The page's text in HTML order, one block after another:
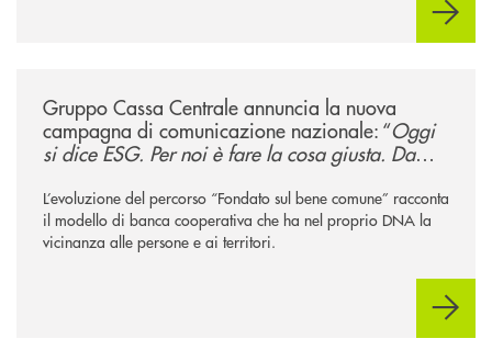
Gruppo Cassa Centrale annuncia la nuova
campagna di comunicazione nazionale: “Oggi
si dice ESG. Per noi è fare la cosa giusta. Da
L’evoluzione del percorso “Fondato sul bene comune” racconta
il modello di banca cooperativa che ha nel proprio DNA la
vicinanza alle persone e ai territori.